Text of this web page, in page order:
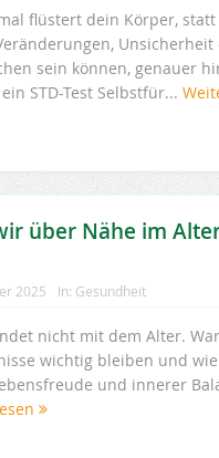
flüstert dein Körper,
sein können, genauer
STD-Test Selbstfür...
über Nähe im
2025 In: Gesundheit
nicht mit dem Alter.
wichtig bleiben und
und innerer